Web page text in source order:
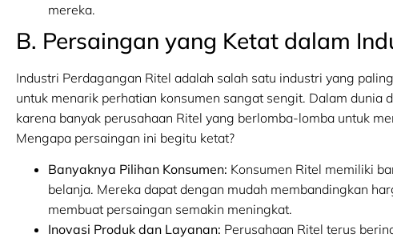
mereka.
B. Persaingan yang Ketat dalam
Industri Perdagangan Ritel adalah salah satu industri yang
untuk menarik perhatian konsumen sangat sengit. Dalam dunia
karena banyak perusahaan Ritel yang berlomba-lomba untuk
Mengapa persaingan ini begitu ketat?
Banyaknya Pilihan Konsumen: Konsumen Ritel memiliki
belanja. Mereka dapat dengan mudah membandingkan
membuat persaingan semakin meningkat.
Inovasi Produk dan Layanan: Perusahaan Ritel terus